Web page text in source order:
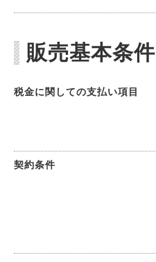
販売基本条件
税金に関しての支払い項目
契約条件